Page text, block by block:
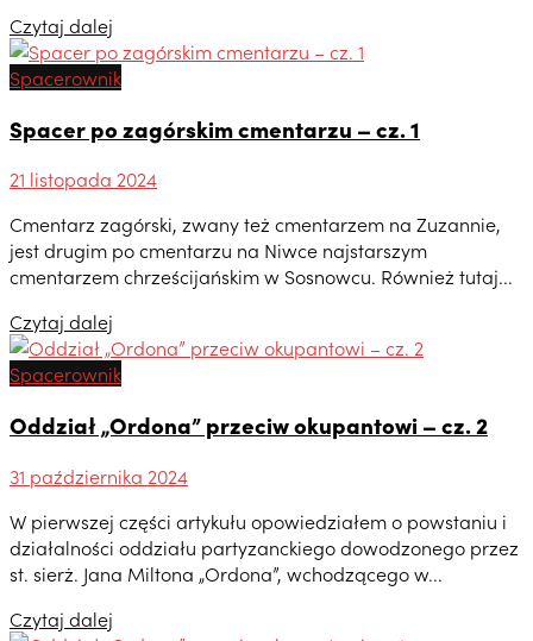
Czytaj dalej
Spacerownik
Spacer po zagórskim cmentarzu – cz. 1
21 listopada 2024
Cmentarz zagórski, zwany też cmentarzem na Zuzannie,
jest drugim po cmentarzu na Niwce najstarszym
cmentarzem chrześcijańskim w Sosnowcu. Również tutaj...
Czytaj dalej
Spacerownik
Oddział „Ordona” przeciw okupantowi – cz. 2
31 października 2024
W pierwszej części artykułu opowiedziałem o powstaniu i
działalności oddziału partyzanckiego dowodzonego przez
st. sierż. Jana Miltona „Ordona”, wchodzącego w...
Czytaj dalej